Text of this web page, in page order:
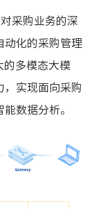
采购业务的深
动化的采购管理
的多模态大模
，实现面向采购
数据分析。